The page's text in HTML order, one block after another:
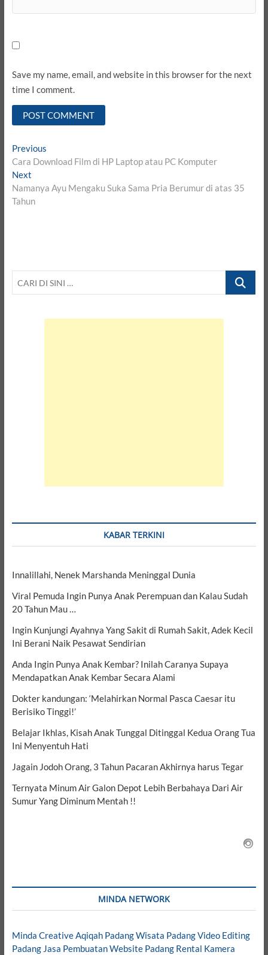
Save my name, email, and website in this browser for the next
time I comment.
Post
navigation
PreviousPrevious
post:
Cara Download Film di HP Laptop atau PC Komputer
NextNext
post:
Namanya Ayu Mengaku Suka Sama Pria Berumur di atas 35
Tahun
CARI
KABAR TERKINI
Innalillahi, Nenek Marshanda Meninggal Dunia
Viral Pemuda Ingin Punya Anak Perempuan dan Kalau Sudah
20 Tahun Mau …
Ingin Kunjungi Ayahnya Yang Sakit di Rumah Sakit, Adek Kecil
Ini Berani Naik Pesawat Sendirian
Anda Ingin Punya Anak Kembar? Inilah Caranya Supaya
Mendapatkan Anak Kembar Secara Alami
Dokter kandungan: ‘Melahirkan Normal Pasca Caesar itu
Berisiko Tinggi!’
Belajar Ikhlas, Kisah Anak Tunggal Ditinggal Kedua Orang Tua
Ini Menyentuh Hati
Jagain Jodoh Orang, 3 Tahun Pacaran Akhirnya harus Tegar
Ternyata Minum Air Galon Depot Lebih Berbahaya Dari Air
Sumur Yang Diminum Mentah !!
MINDA NETWORK
Minda Creative Aqiqah PadangWisata PadangVideo Editing
Padang Jasa Pembuatan Website Padang Rental Kamera